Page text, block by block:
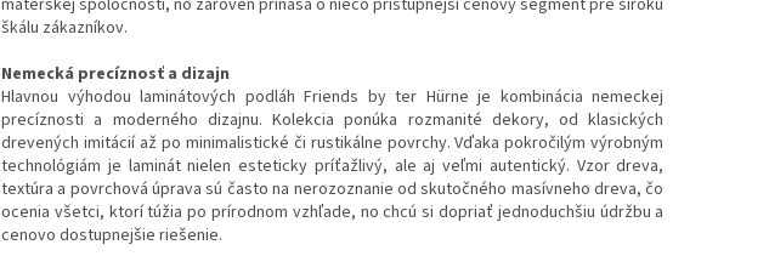
materskej spoločnosti, no zároveň prináša o niečo prístupnejší cenový segment pre širokú
škálu zákazníkov.
Nemecká precíznosť a dizajn
Hlavnou výhodou laminátových podláh Friends by ter Hürne je kombinácia nemeckej
precíznosti a moderného dizajnu. Kolekcia ponúka rozmanité dekory, od klasických
drevených imitácií až po minimalistické či rustikálne povrchy. Vďaka pokročilým výrobným
technológiám je laminát nielen esteticky príťažlivý, ale aj veľmi autentický. Vzor dreva,
textúra a povrchová úprava sú často na nerozoznanie od skutočného masívneho dreva, čo
ocenia všetci, ktorí túžia po prírodnom vzhľade, no chcú si dopriať jednoduchšiu údržbu a
cenovo dostupnejšie riešenie.